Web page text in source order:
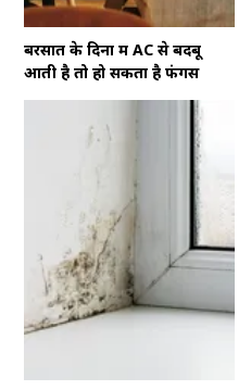
बरसात के दिनों में AC से बदबू
आती है तो हो सकता है फंगस